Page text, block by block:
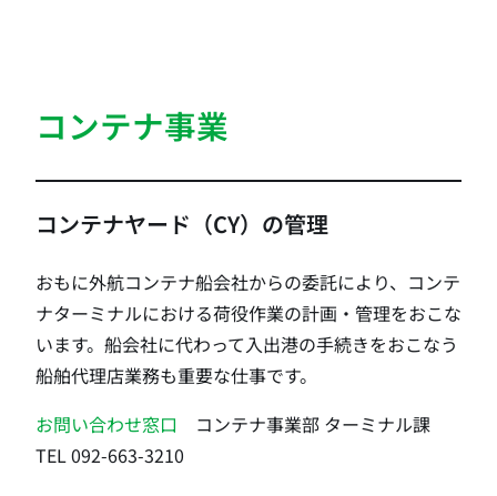
コンテナ事業
コンテナヤード（CY）の管理
おもに外航コンテナ船会社からの委託により、コンテ
ナターミナルにおける荷役作業の計画・管理をおこな
います。船会社に代わって入出港の手続きをおこなう
船舶代理店業務も重要な仕事です。
お問い合わせ窓口 コンテナ事業部 ターミナル課
TEL 092-663-3210